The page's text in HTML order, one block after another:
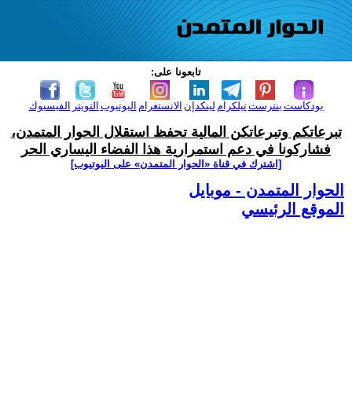
تابعونا على:
الفيسبوك التويتر اليوتيوب الانستغرام لينكدإن تيلكرامبنترست بودكاست
تبرعاتكم وتبرعاتكن المالية تحفظ استقلال الحوار المتمدن،
فشاركونا في دعم استمرارية هذا الفضاء اليساري الحر
[اشترك في قناة ‫«الحوار المتمدن» على اليوتيوب]
الحوار المتمدن - موبايل
الموقع الرئيسي